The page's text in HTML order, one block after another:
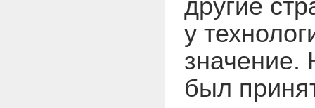
другие
у
был